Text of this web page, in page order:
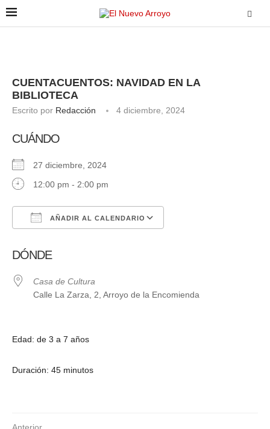
CUENTACUENTOS: NAVIDAD EN LA
BIBLIOTECA
Escrito por Redacción 4 diciembre, 2024
CUÁNDO
27 diciembre, 2024
12:00 pm - 2:00 pm
AÑADIR AL CALENDARIO
DÓNDE
Casa de Cultura
Calle La Zarza, 2, Arroyo de la Encomienda
Edad: de 3 a 7 años
Duración: 45 minutos